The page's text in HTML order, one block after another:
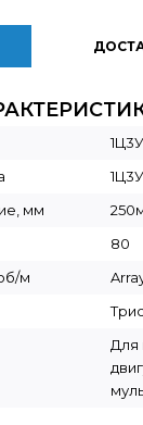
1Ц3У
мм
80
м
Для